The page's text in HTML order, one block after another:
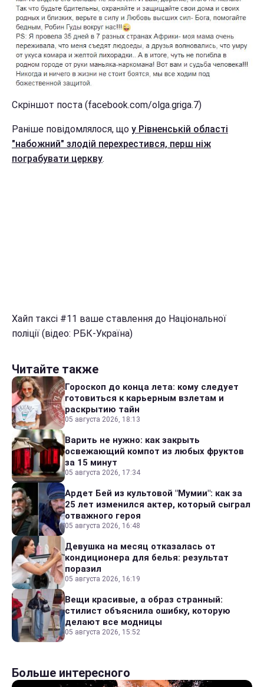
Скріншот поста (facebook.com/olga.griga.7)
Раніше повідомлялося, що у Рівненській області
"набожний" злодій перехрестився, перш ніж
пограбувати церкву.
Хайп таксі #11 ваше ставлення до Національної
поліції (відео: РБК-Україна)
Читайте также
Гороскоп до конца лета: кому следует
готовиться к карьерным взлетам и
раскрытию тайн
05 августа 2026, 18:13
Варить не нужно: как закрыть
освежающий компот из любых фруктов
за 15 минут
05 августа 2026, 17:34
Ардет Бей из культовой "Мумии": как за
25 лет изменился актер, который сыграл
отважного героя
05 августа 2026, 16:48
Девушка на месяц отказалась от
кондиционера для белья: результат
поразил
05 августа 2026, 16:19
Вещи красивые, а образ странный:
стилист объяснила ошибку, которую
делают все модницы
05 августа 2026, 15:52
Больше интересного